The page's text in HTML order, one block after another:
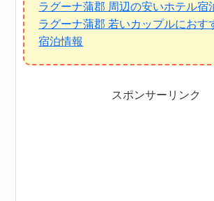
ラグーナ蒲郡 周辺の安いホテル宿
ラグーナ蒲郡 若いカップルにおす
宿泊情報
スポンサーリンク